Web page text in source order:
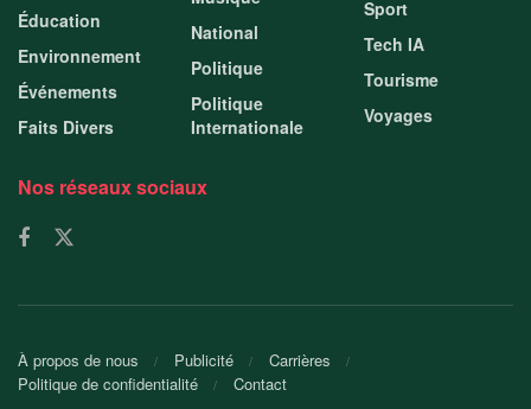
Éducation
Environnement
Événements
Faits Divers
National
Politique
Politique
Internationale
Sport
Tech IA
Tourisme
Voyages
Nos réseaux sociaux
À propos de nous Publicité
Carrières
Politique de confidentialité
Contact